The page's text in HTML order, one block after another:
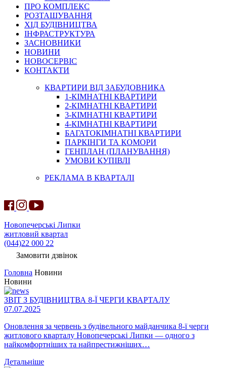
ПРО КОМПЛЕКС
РОЗТАШУВАННЯ
ХІД БУДІВНИЦТВА
ІНФРАСТРУКТУРА
ЗАСНОВНИКИ
НОВИНИ
НОВОСЕРВІС
КОНТАКТИ
КВАРТИРИ ВІД ЗАБУДОВНИКА
1-КІМНАТНІ КВАРТИРИ
2-КІМНАТНІ КВАРТИРИ
3-КІМНАТНІ КВАРТИРИ
4-КІМНАТНІ КВАРТИРИ
БАГАТОКІМНАТНІ КВАРТИРИ
ПАРКІНГИ ТА КОМОРИ
ГЕНПЛАН (ПЛАНУВАННЯ)
УМОВИ КУПІВЛІ
РЕКЛАМА В КВАРТАЛІ
Новопечерські Липки
житловий квартал
(044)22 000 22
Замовити дзвінок
Головна Новини
Новини
ЗВІТ З БУДІВНИЦТВА 8-Ї ЧЕРГИ КВАРТАЛУ
07.07.2025
Оновлення за червень з будівельного майданчика 8-ї черги
житлового кварталу Новопечерські Липки — одного з
найкомфортніших та найпрестижніших…
Детальніше